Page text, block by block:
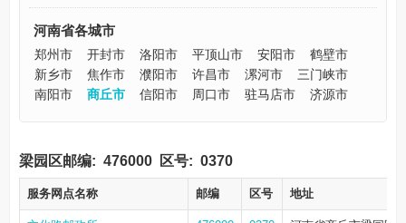
河南省各城市
郑州市 开封市 洛阳市 平顶山市 安阳市
鹤壁市
新乡市
焦作市 濮阳市 许昌市 漯河市
三门峡市
南阳市
商丘市 信阳市 周口市 驻马店市 济源市
梁园区邮编: 476000 区号: 0370
服务网点名称 邮编 区号 地址